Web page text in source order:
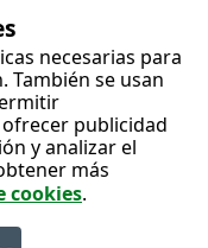
necesarias para
También se usan
publicidad
y analizar el
más
cookies.